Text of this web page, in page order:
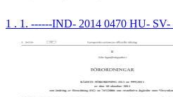
1 . 1. ------IND- 2014 0470 HU- SV-